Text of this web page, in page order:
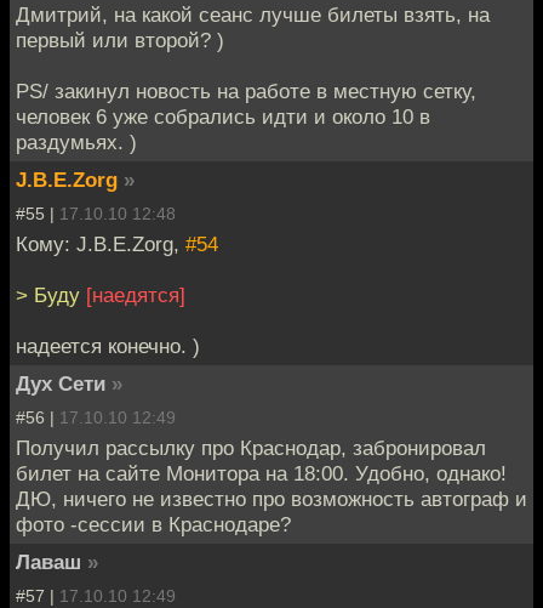
Дмитрий, на какой сеанс лучше билеты взять, на
первый или второй? )
PS/ закинул новость на работе в местную сетку,
человек 6 уже собрались идти и около 10 в
раздумьях. )
J.B.E.Zorg »
#55 | 17.10.10 12:48
Кому: J.B.E.Zorg, #54
> Буду [наедятся]
надеется конечно. )
Дух Сети »
#56 | 17.10.10 12:49
Получил рассылку про Краснодар, забронировал
билет на сайте Монитора на 18:00. Удобно, однако!
ДЮ, ничего не известно про возможность автограф и
фото -сессии в Краснодаре?
Лаваш »
#57 | 17.10.10 12:49